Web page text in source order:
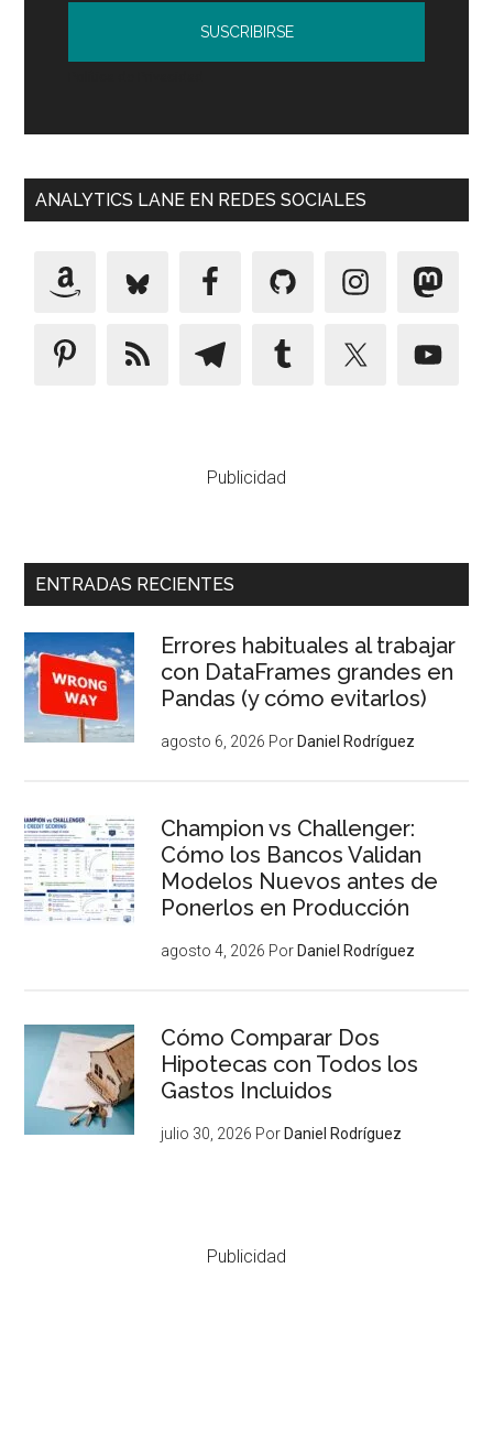
ANALYTICS LANE EN REDES SOCIALES
Publicidad
ENTRADAS RECIENTES
Errores habituales al trabajar
con DataFrames grandes en
Pandas (y cómo evitarlos)
agosto 6, 2026 Por Daniel Rodríguez
Champion vs Challenger:
Cómo los Bancos Validan
Modelos Nuevos antes de
Ponerlos en Producción
agosto 4, 2026 Por Daniel Rodríguez
Cómo Comparar Dos
Hipotecas con Todos los
Gastos Incluidos
julio 30, 2026 Por Daniel Rodríguez
Publicidad